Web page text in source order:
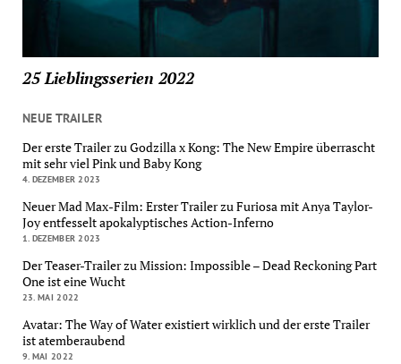
25 Lieblingsserien 2022
NEUE TRAILER
Der erste Trailer zu Godzilla x Kong: The New Empire überrascht
mit sehr viel Pink und Baby Kong
4. DEZEMBER 2023
Neuer Mad Max-Film: Erster Trailer zu Furiosa mit Anya Taylor-
Joy entfesselt apokalyptisches Action-Inferno
1. DEZEMBER 2023
Der Teaser-Trailer zu Mission: Impossible – Dead Reckoning Part
One ist eine Wucht
23. MAI 2022
Avatar: The Way of Water existiert wirklich und der erste Trailer
ist atemberaubend
9. MAI 2022